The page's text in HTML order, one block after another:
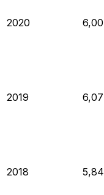
2020 6,00
2019 6,07
2018 5,84